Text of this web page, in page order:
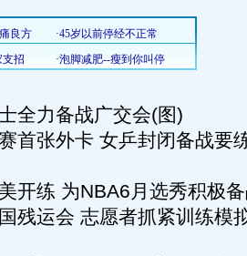
全力备战广交会(图)
首张外卡 女乒封闭备战要
开练 为NBA6月选秀积极
残运会 志愿者抓紧训练模